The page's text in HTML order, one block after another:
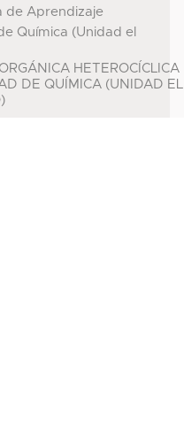
de Aprendizaje
Química (Unidad el
HETEROCÍCLICA
DE QUÍMICA (UNIDAD EL